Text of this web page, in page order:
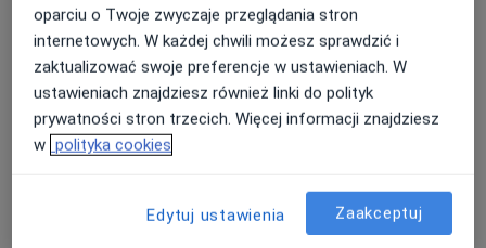
Bezpieczne płatności
mgr Józef Latacz
Fizjoterapeuta·Więcej
Online
oparciu o Twoje zwyczaje przeglądania stron
internetowych. W każdej chwili możesz sprawdzić i
zaktualizować swoje preferencje w ustawieniach. W
ustawieniach znajdziesz również linki do polityk
prywatności stron trzecich. Więcej informacji znajdziesz
w polityka cookies
Edytuj ustawienia Zaakceptuj